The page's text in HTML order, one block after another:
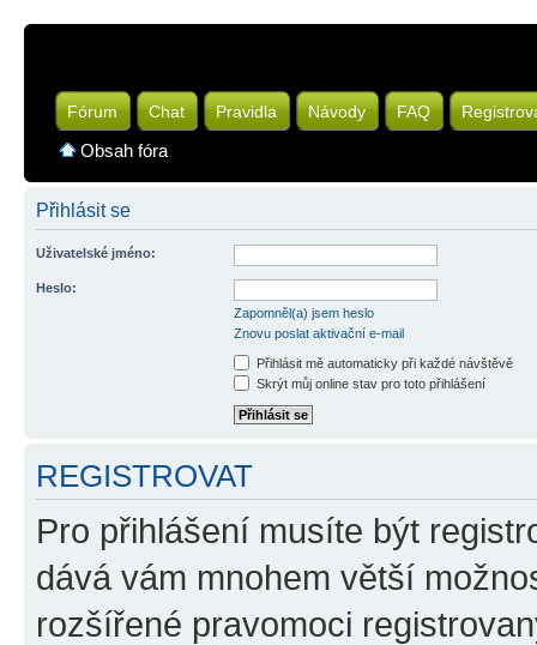
Fórum Chat Pravidla Návody FAQ
Obsah fóra
Přihlásit se
Uživatelské jméno:
Heslo:
Zapomněl(a) jsem heslo
Znovu poslat aktivační e-mail
Přihlásit mě automaticky při každé návštěvě
Skrýt můj online stav pro toto přihlášení
REGISTROVAT
Pro přihlášení musíte být
dává vám mnohem větší
rozšířené pravomoci